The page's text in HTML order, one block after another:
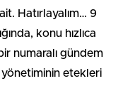
Hatırlayalım… 9
konu hızlıca
numaralı gündem
yönetiminin etekleri